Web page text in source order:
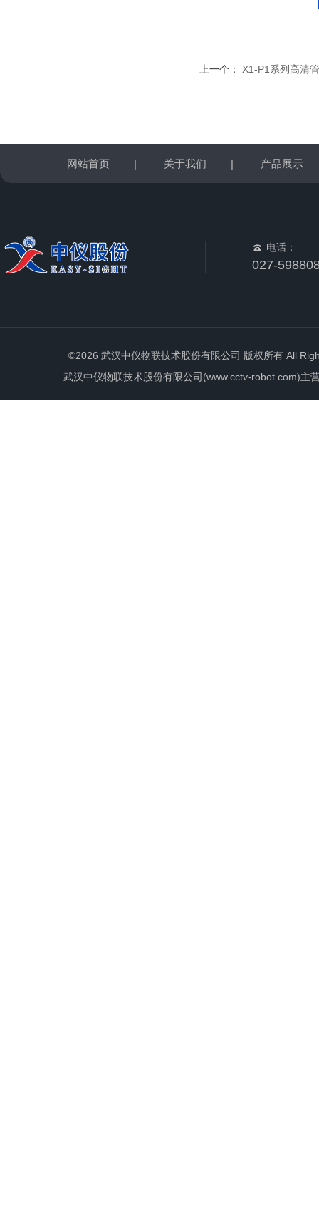
上一个： X1-P1系列高清
网站首页 | 关于我们 | 产品展示
电话：
027-
©2026 武汉中仪物联技术股份有限公司 版权所有 All
武汉中仪物联技术股份有限公司(www.cctv-robot.com)主